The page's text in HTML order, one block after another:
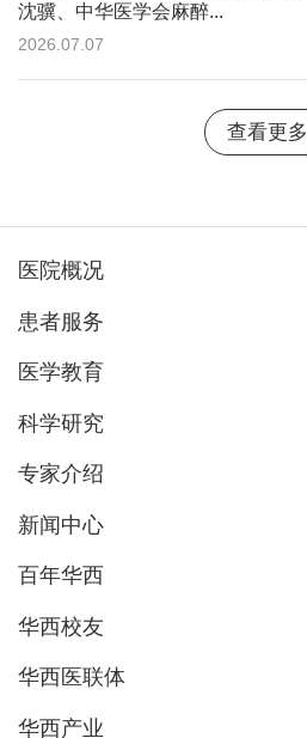
沈骥、中华医学会麻醉...
2026.07.07
查看更多
医院概况
患者服务
医学教育
科学研究
专家介绍
新闻中心
百年华西
华西校友
华西医联体
华西产业